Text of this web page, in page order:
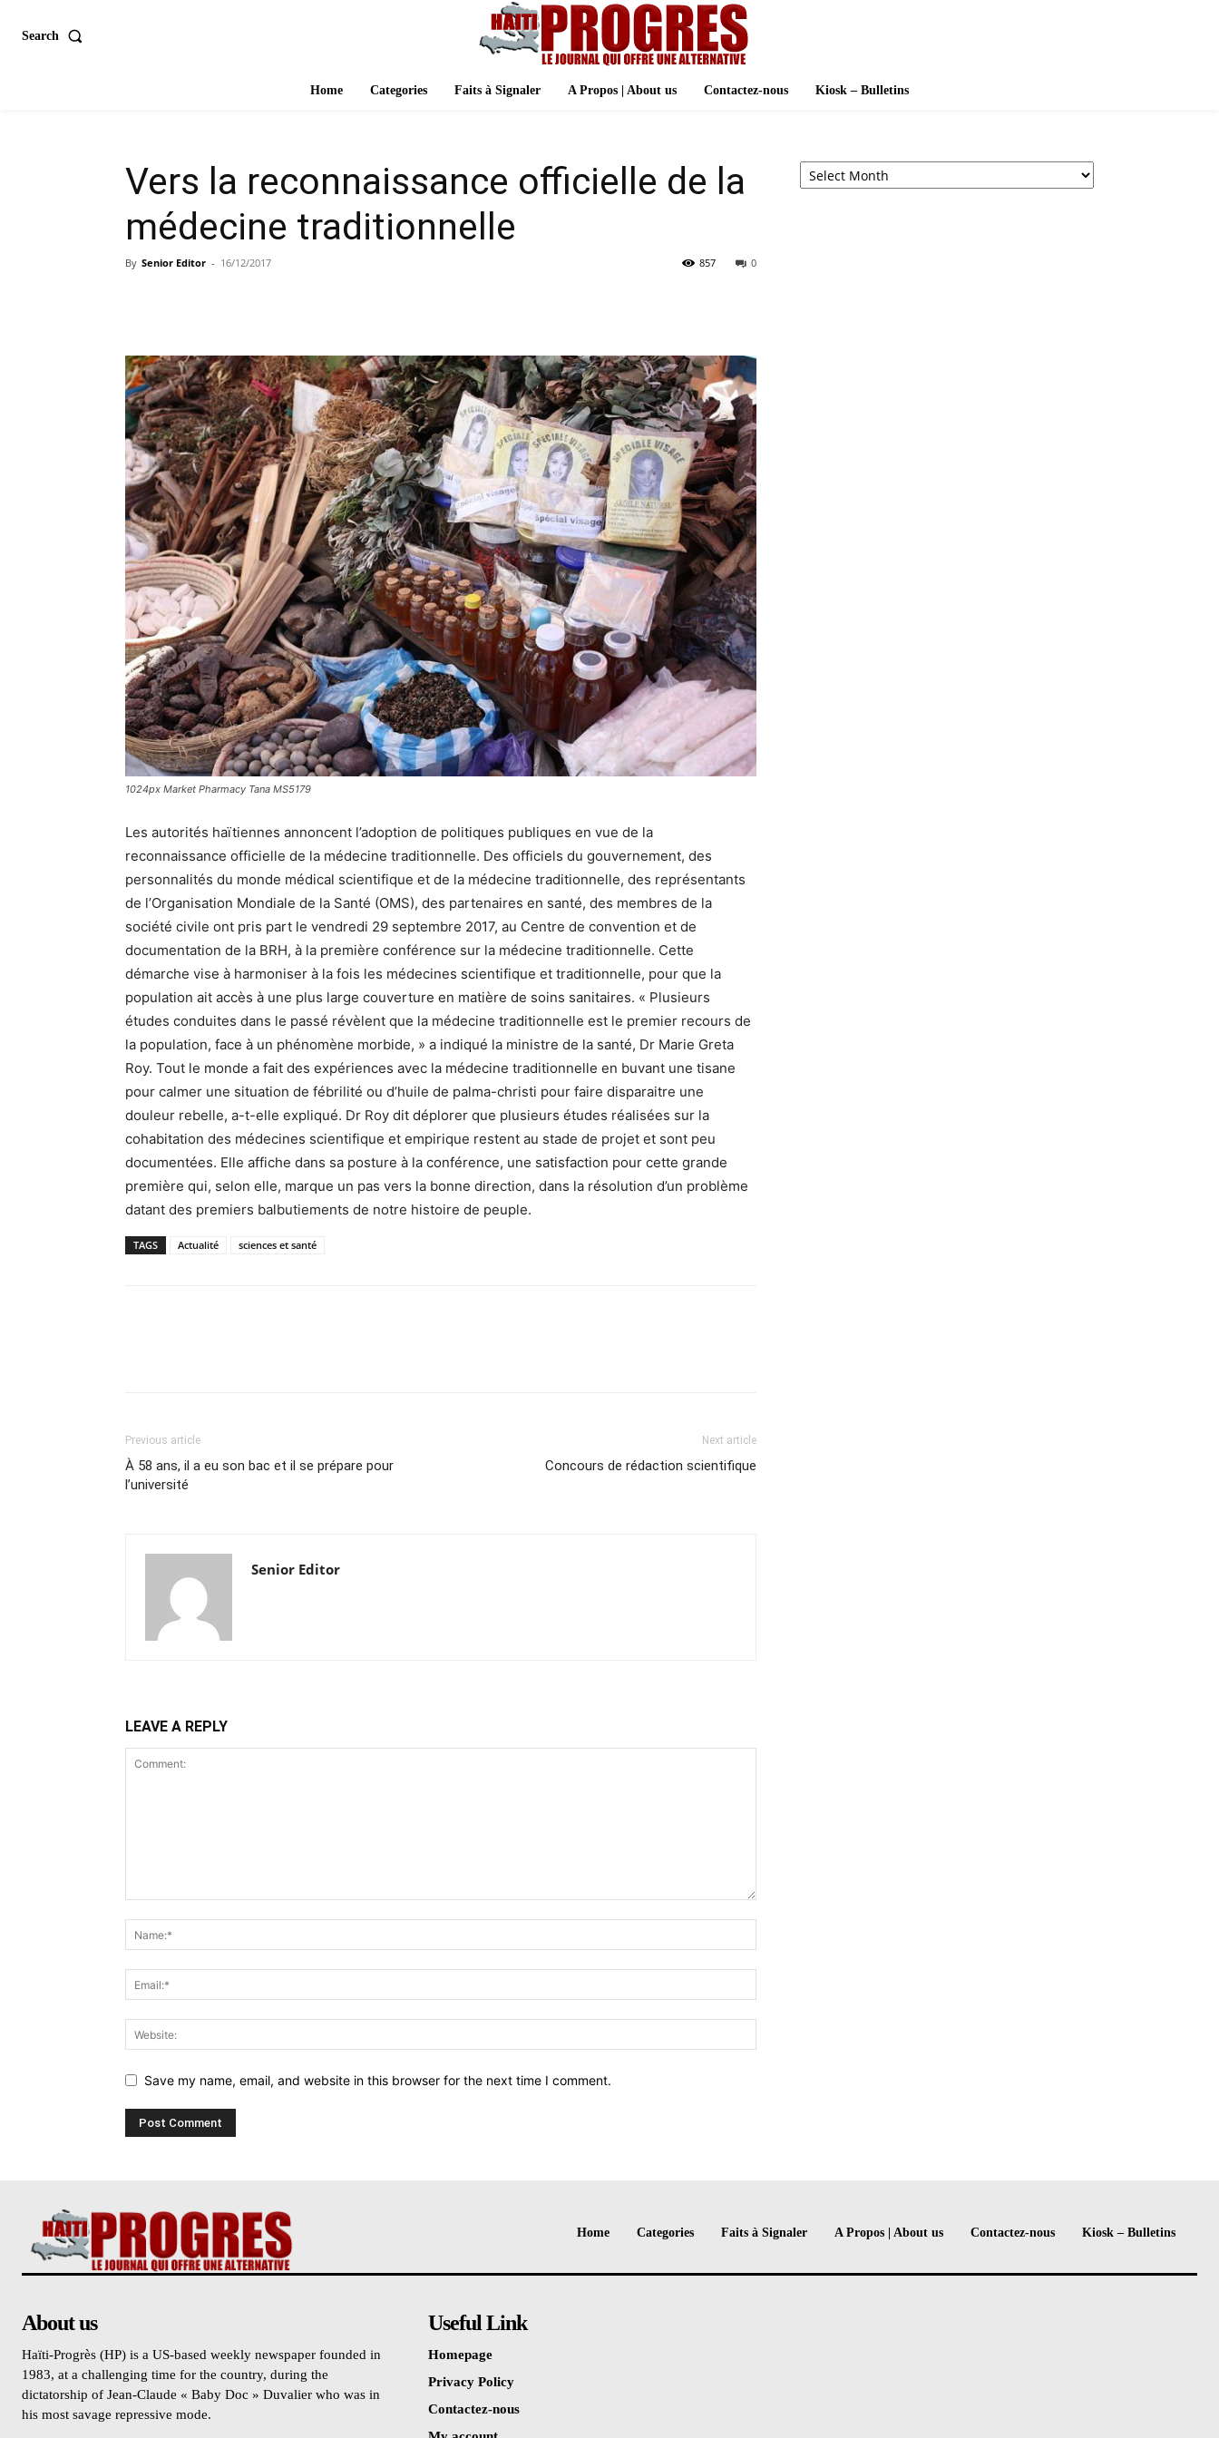
Search
Home Categories Faits à Signaler A Propos | About us Contactez-nous Kiosk – Bulletins
Vers la reconnaissance officielle de la
médecine traditionnelle
By Senior Editor - 16/12/2017 0
857
1024px Market Pharmacy Tana MS5179
Les autorités haïtiennes annoncent l’adoption de politiques publiques en vue de la
reconnaissance officielle de la médecine traditionnelle. Des officiels du gouvernement, des
personnalités du monde médical scientifique et de la médecine traditionnelle, des représentants
de l’Organisation Mondiale de la Santé (OMS), des partenaires en santé, des membres de la
société civile ont pris part le vendredi 29 septembre 2017, au Centre de convention et de
documentation de la BRH, à la première conférence sur la médecine traditionnelle. Cette
démarche vise à harmoniser à la fois les médecines scientifique et traditionnelle, pour que la
population ait accès à une plus large couverture en matière de soins sanitaires. « Plusieurs
études conduites dans le passé révèlent que la médecine traditionnelle est le premier recours de
la population, face à un phénomène morbide, » a indiqué la ministre de la santé, Dr Marie Greta
Roy. Tout le monde a fait des expériences avec la médecine traditionnelle en buvant une tisane
pour calmer une situation de fébrilité ou d’huile de palma-christi pour faire disparaitre une
douleur rebelle, a-t-elle expliqué. Dr Roy dit déplorer que plusieurs études réalisées sur la
cohabitation des médecines scientifique et empirique restent au stade de projet et sont peu
documentées. Elle affiche dans sa posture à la conférence, une satisfaction pour cette grande
première qui, selon elle, marque un pas vers la bonne direction, dans la résolution d’un problème
datant des premiers balbutiements de notre histoire de peuple.
TAGS Actualité sciences et santé
Previous article
À 58 ans, il a eu son bac et il se prépare pour
l’université
Next article
Concours de rédaction scientifique
Senior Editor
LEAVE A REPLY
Save my name, email, and website in this browser for the next time I comment.
Archives
Home Categories Faits à Signaler A Propos | About us Contactez-nous Kiosk – Bulletins
About us
Haïti-Progrès (HP) is a US-based weekly newspaper founded in
1983, at a challenging time for the country, during the
dictatorship of Jean-Claude « Baby Doc » Duvalier who was in
his most savage repressive mode.
Useful Link
Homepage
Privacy Policy
Contactez-nous